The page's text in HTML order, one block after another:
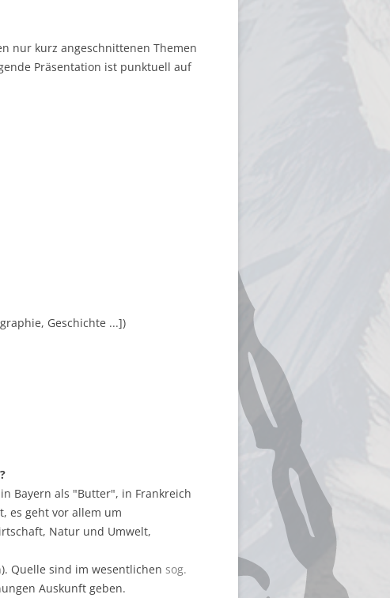
nur kurz angeschnittenen Themen
Präsentation ist punktuell auf
Geschichte ...])
Bayern als "Butter", in Frankreich
es geht vor allem um
Natur und Umwelt,
Quelle sind im wesentlichen sog.
Auskunft geben.